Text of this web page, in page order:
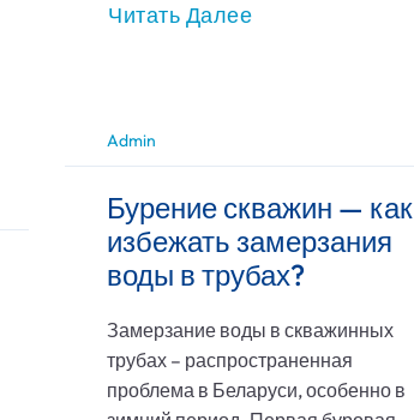
Читать Далее
Admin
Бурение скважин — как
избежать замерзания
воды в трубах?
Замерзание воды в скважинных
трубах – распространенная
проблема в Беларуси, особенно в